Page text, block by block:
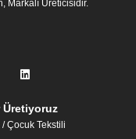
Markalı Üreticisidir.
Üretiyoruz
/ Çocuk Tekstili